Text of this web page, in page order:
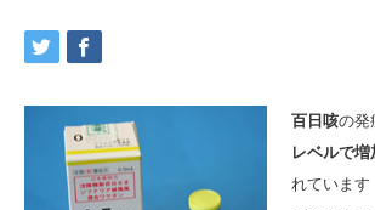
百日咳の発
レベルで増
れています
アクセス
メールで相談
ブログ一覧ページ